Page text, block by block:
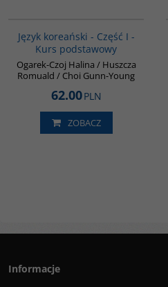
Język koreański - Część I -
Kurs podstawowy
Ogarek-Czoj Halina / Huszcza
Romuald / Choi Gunn-Young
62.00PLN
ZOBACZ
Informacje